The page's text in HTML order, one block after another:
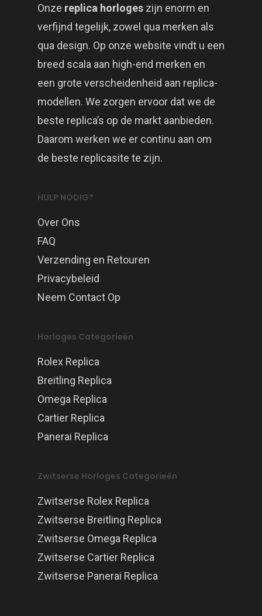
Onze replica horloges zijn enorm en
verfijnd tegelijk, zowel qua merken als
qua design. Op onze website vindt u een
breed scala aan high-end merken en
een grote verscheidenheid aan replica-
modellen. We zorgen ervoor dat we de
beste replica’s op de markt aanbieden.
Daarom werken we er continu aan om
de beste replicasite te zijn.
HULP NODIG?
Over Ons
FAQ
Verzending en Retouren
Privacybeleid
Neem Contact Op
Horloges Categorieën
Rolex Replica
Breitling Replica
Omega Replica
Cartier Replica
Panerai Replica
Zwitserse Horloges Categorieën
Zwitserse Rolex Replica
Zwitserse Breitling Replica
Zwitserse Omega Replica
Zwitserse Cartier Replica
Zwitserse Panerai Replica